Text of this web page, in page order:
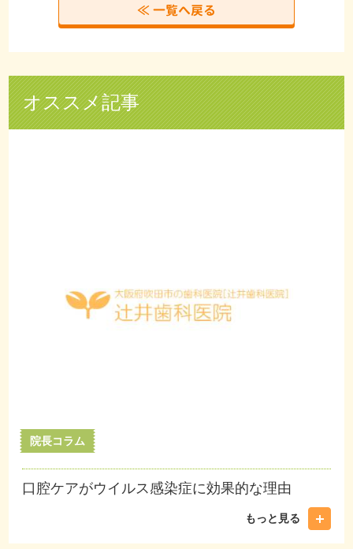
≪ 一覧へ戻る
オススメ記事
院長コラム
口腔ケアがウイルス感染症に効果的な理由
もっと見る